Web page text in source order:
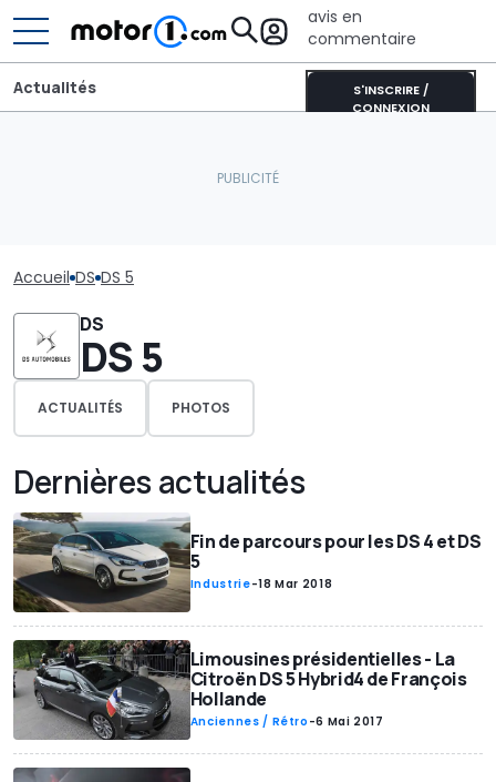
avis en
commentaire
S'INSCRIRE /
CONNEXION
Actualités
Accueil DS DS 5
DS
DS 5
ACTUALITÉS PHOTOS
Dernières actualités
Fin de parcours pour les DS 4 et DS
5
Industrie-18 Mar 2018
Limousines présidentielles - La
Citroën DS 5 Hybrid4 de François
Hollande
Anciennes / Rétro -6 Mai 2017